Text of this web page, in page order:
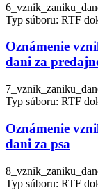
Typ súboru: RTF
Oznámenie
dani za
Typ súboru: RTF
Oznámenie
dani za psa
Typ súboru: RTF